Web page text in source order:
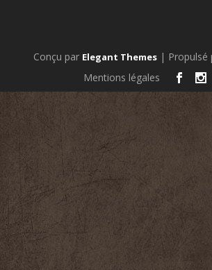
Conçu par Elegant Themes| Propulsé
Mentions légales